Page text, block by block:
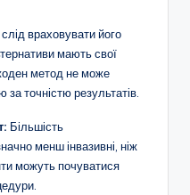
враховувати його
мають свої
метод не може
за точністю результатів.
Більшість
менш інвазивні, ніж
можуть почуватися